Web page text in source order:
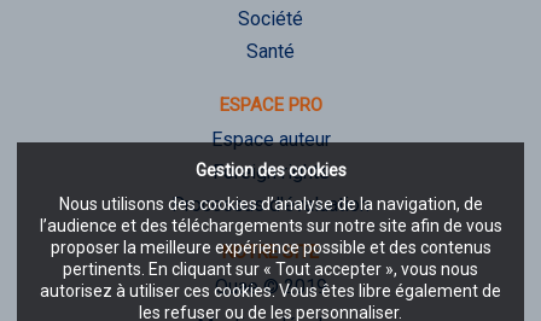
Gestion des cookies
Nous utilisons des cookies d’analyse de la navigation, de
l’audience et des téléchargements sur notre site afin de vous
proposer la meilleure expérience possible et des contenus
pertinents. En cliquant sur « Tout accepter », vous nous
autorisez à utiliser ces cookies. Vous êtes libre également de
les refuser ou de les personnaliser.
Société
Santé
ESPACE PRO
Espace auteur
Foreign rights
Processus d'évaluation
NOTRE SITE
Quae © 2019